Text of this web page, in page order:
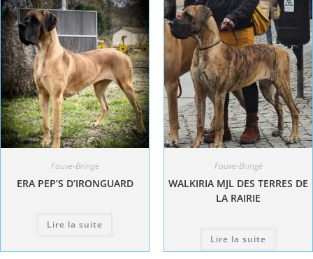
Fauve-Bringé
ERA PEP’S D’IRONGUARD
Lire la suite
Fauve-Bringé
WALKIRIA MJL DES TERRES DE
LA RAIRIE
Lire la suite